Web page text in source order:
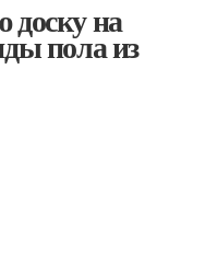
на
пола из